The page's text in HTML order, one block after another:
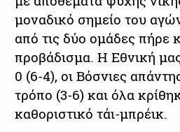
μοναδικό σημείο του
από τις δύο ομάδες πήρε
προβάδισμα. Η Εθνική
0 (6-4), οι Βόσνιες
τρόπο (3-6) και όλα
καθοριστικό τάι-μπρέικ.